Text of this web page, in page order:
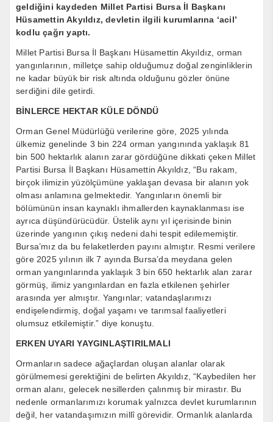
geldiğini kaydeden Millet Partisi Bursa İl Başkanı
Hüsamettin Akyıldız, devletin ilgili kurumlarına ‘acil’
kodlu çağrı yaptı.
Millet Partisi Bursa İl Başkanı Hüsamettin Akyıldız, orman
yangınlarının, milletçe sahip olduğumuz doğal zenginliklerin
ne kadar büyük bir risk altında olduğunu gözler önüne
serdiğini dile getirdi.
BİNLERCE HEKTAR KÜLE DÖNDÜ
Orman Genel Müdürlüğü verilerine göre, 2025 yılında
ülkemiz genelinde 3 bin 224 orman yangınında yaklaşık 81
bin 500 hektarlık alanın zarar gördüğüne dikkati çeken Millet
Partisi Bursa İl Başkanı Hüsamettin Akyıldız, “Bu rakam,
birçok ilimizin yüzölçümüne yaklaşan devasa bir alanın yok
olması anlamına gelmektedir. Yangınların önemli bir
bölümünün insan kaynaklı ihmallerden kaynaklanması ise
ayrıca düşündürücüdür. Üstelik aynı yıl içerisinde binin
üzerinde yangının çıkış nedeni dahi tespit edilememiştir.
Bursa’mız da bu felaketlerden payını almıştır. Resmi verilere
göre 2025 yılının ilk 7 ayında Bursa’da meydana gelen
orman yangınlarında yaklaşık 3 bin 650 hektarlık alan zarar
görmüş, ilimiz yangınlardan en fazla etkilenen şehirler
arasında yer almıştır. Yangınlar; vatandaşlarımızı
endişelendirmiş, doğal yaşamı ve tarımsal faaliyetleri
olumsuz etkilemiştir.” diye konuştu.
ERKEN UYARI YAYGINLAŞTIRILMALI
Ormanların sadece ağaçlardan oluşan alanlar olarak
görülmemesi gerektiğini de belirten Akyıldız, “Kaybedilen her
orman alanı, gelecek nesillerden çalınmış bir mirastır. Bu
nedenle ormanlarımızı korumak yalnızca devlet kurumlarının
değil, her vatandaşımızın millî görevidir. Ormanlık alanlarda